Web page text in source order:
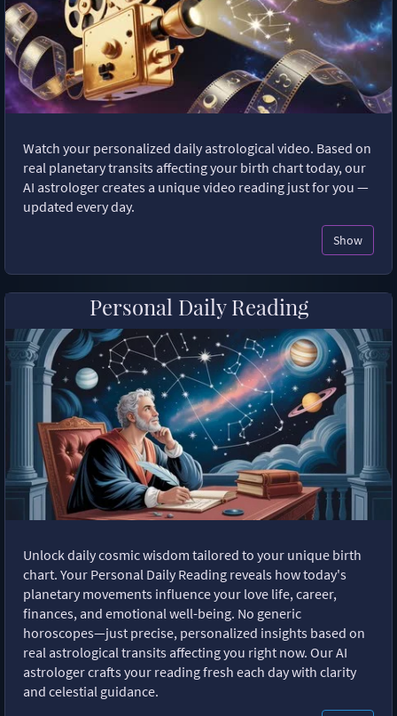
Watch your personalized daily astrological video. Based on
real planetary transits affecting your birth chart today, our
AI astrologer creates a unique video reading just for you —
updated every day.
Show
Personal Daily Reading
Unlock daily cosmic wisdom tailored to your unique birth
chart. Your Personal Daily Reading reveals how today's
planetary movements influence your love life, career,
finances, and emotional well-being. No generic
horoscopes—just precise, personalized insights based on
real astrological transits affecting you right now. Our AI
astrologer crafts your reading fresh each day with clarity
and celestial guidance.